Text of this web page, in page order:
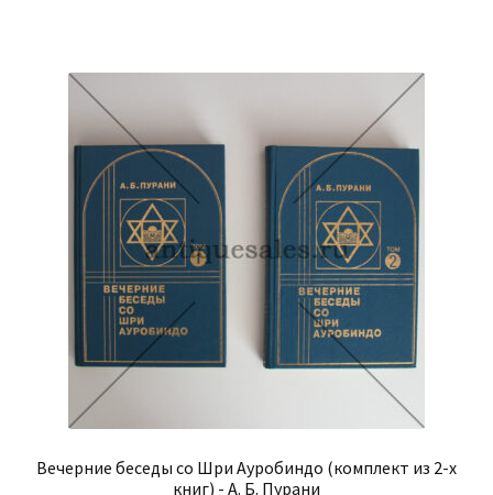
Вечерние беседы со Шри Ауробиндо (комплект из 2-х
книг) - А. Б. Пурани